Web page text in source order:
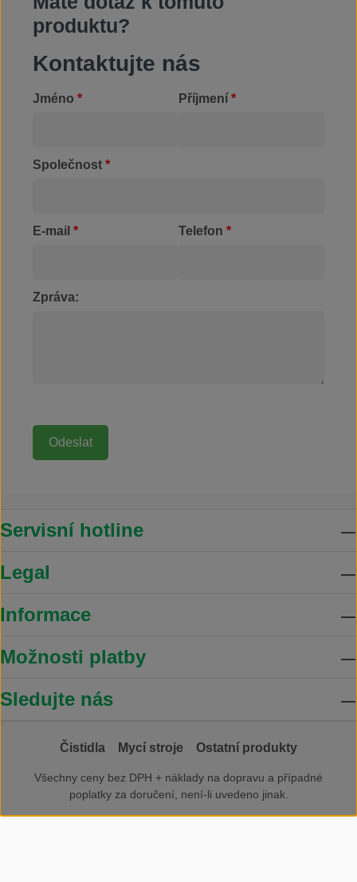
produktu?
Kontaktujte nás
Jméno * Příjmení *
Společnost *
E-mail * Telefon *
Zpráva:
Servisní hotline
Legal
Informace
Možnosti platby
Sledujte nás
Čistidla Mycí stroje Ostatní produkty
Všechny ceny bez DPH + náklady na dopravu a případné
poplatky za doručení, není-li uvedeno jinak.